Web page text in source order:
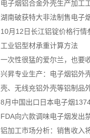
电子烟铝合金外壳生产加工
湖南破获特大非法制售电子
10月12日长江铝锭价格行情
工业铝型材承重计算方法
一次性很猛的爱尔兰，也要
兴昇专业生产：电子烟铝外
壳、无线充铝外壳等铝制品
8月中国出口日本电子烟
FDA向六款调味电子烟发出
铝加工市场分析：销售收入